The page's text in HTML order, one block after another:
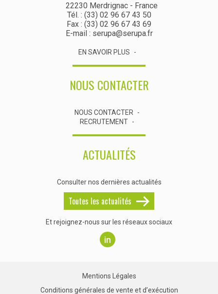
22230 Merdrignac - France
Tél. : (33) 02 96 67 43 50
Fax : (33) 02 96 67 43 69
E-mail : serupa@serupa.fr
EN SAVOIR PLUS
NOUS CONTACTER
NOUS CONTACTER
RECRUTEMENT
ACTUALITÉS
Consulter nos dernières actualités
Toutes les actualités
Et rejoignez-nous sur les réseaux sociaux
in
Mentions Légales
Conditions générales de vente et d’exécution